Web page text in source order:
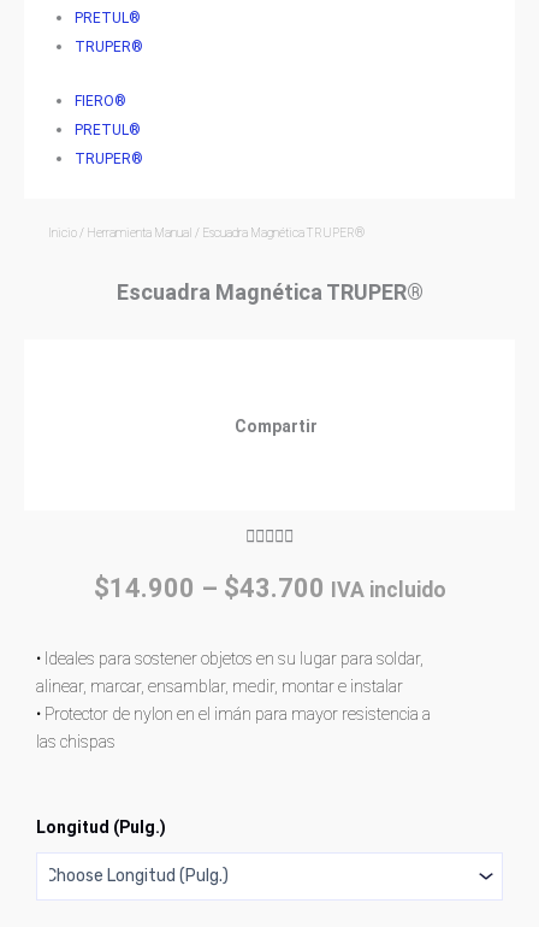
PRETUL®
TRUPER®
FIERO®
PRETUL®
TRUPER®
Inicio / Herramienta Manual / Escuadra Magnética TRUPER®
Escuadra Magnética TRUPER®
Compartir

out
$14.900 – $43.700 Price
through
$43.700
IVA incluido
• Ideales para sostener objetos en su lugar para soldar,
alinear, marcar, ensamblar, medir, montar e instalar
• Protector de nylon en el imán para mayor resistencia a
las chispas
Longitud (Pulg.)
Escuadra
TRUPER®